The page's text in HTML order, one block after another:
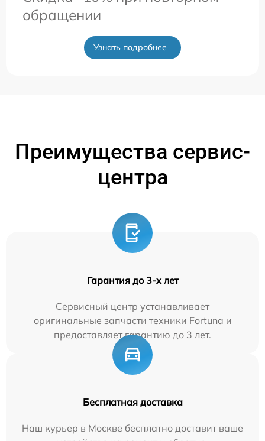
обращении
Узнать подробнее
Преимущества сервис-
центра
Гарантия до 3-х лет
Сервисный центр устанавливает
оригинальные запчасти техники Fortuna и
предоставляет гарантию до 3 лет.
Бесплатная доставка
Наш курьер в Москве бесплатно доставит ваше